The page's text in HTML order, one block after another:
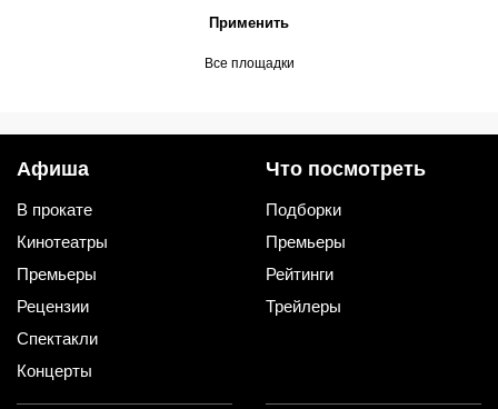
Применить
Все площадки
Афиша
В прокате
Кинотеатры
Премьеры
Рецензии
Спектакли
Концерты
Что посмотреть
Подборки
Премьеры
Рейтинги
Трейлеры